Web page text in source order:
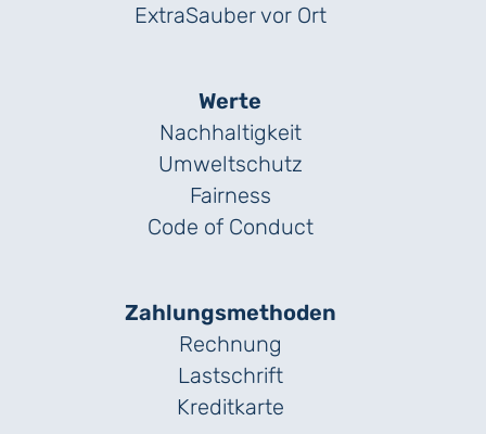
ExtraSauber vor Ort
Werte
Nachhaltigkeit
Umweltschutz
Fairness
Code of Conduct
Zahlungs­methoden
Rechnung
Lastschrift
Kreditkarte